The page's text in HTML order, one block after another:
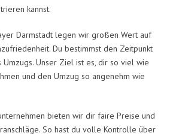
kannst.
Darmstadt legen wir großen Wert auf
Du bestimmst den Zeitpunkt
Unser Ziel ist es, dir so viel wie
und den Umzug so angenehm wie
bieten wir dir faire Preise und
So hast du volle Kontrolle über